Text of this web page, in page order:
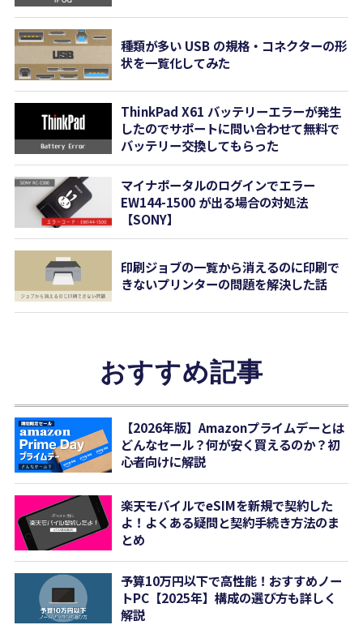
種類が多い USB の規格・コネクターの形
状を一覧化してみた
ThinkPad X61 バッテリーエラーが発生
したのでサポートに問い合わせて無料で
バッテリー交換してもらった
マイナポータルのログインでエラー
EW144-1500 が出る場合の対処法
【SONY】
印刷ジョブの一覧から消えるのに印刷で
きないプリンターの問題を解決した話
おすすめ記事
【2026年版】Amazonプライムデーとは
どんなセール？何が安く買えるのか？初
心者向けに解説
楽天モバイルでeSIMを新規で契約した
よ！よくある疑問と契約手続き方法のま
とめ
予算10万円以下で高性能！おすすめノー
トPC【2025年】構成の選び方も詳しく
解説